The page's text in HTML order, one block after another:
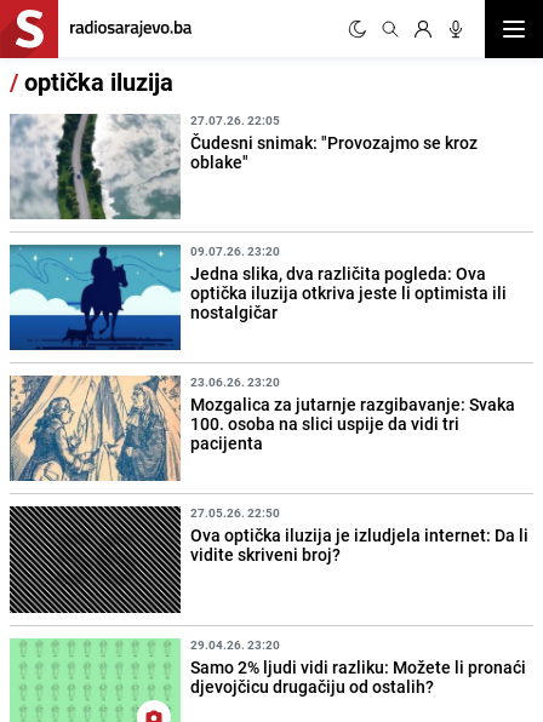
/optička iluzija
27.07.26. 22:05
Čudesni snimak: "Provozajmo se kroz
oblake"
09.07.26. 23:20
Jedna slika, dva različita pogleda: Ova
optička iluzija otkriva jeste li optimista ili
nostalgičar
23.06.26. 23:20
Mozgalica za jutarnje razgibavanje: Svaka
100. osoba na slici uspije da vidi tri
pacijenta
27.05.26. 22:50
Ova optička iluzija je izludjela internet: Da li
vidite skriveni broj?
29.04.26. 23:20
Samo 2% ljudi vidi razliku: Možete li pronaći
djevojčicu drugačiju od ostalih?